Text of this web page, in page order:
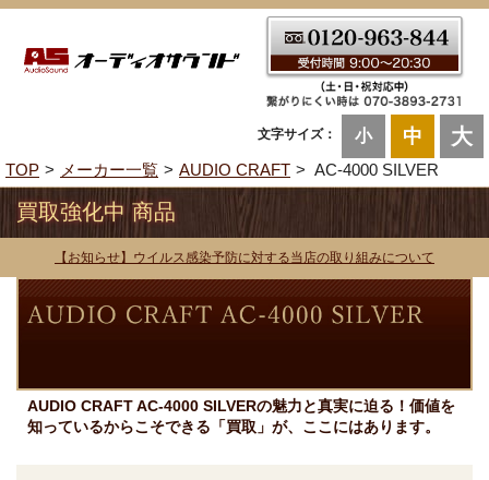
文字サイズ： 小 中 大
TOP メーカー一覧 AUDIO CRAFT AC-4000 SILVER
買取強化中 商品
【お知らせ】ウイルス感染予防に対する当店の取り組みについて
AUDIO CRAFT AC-4000 SILVERの魅力と真実に迫る！価値を
知っているからこそできる「買取」が、ここにはあります。